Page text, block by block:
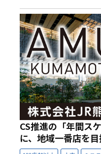
CS推進の「年間ス
に、地域一番店を